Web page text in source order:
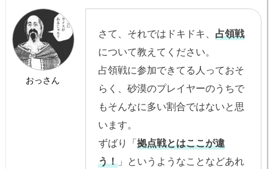
おっさん
さて、それではドキドキ、 占領戦
について教えてください。
占領戦に参加できてる人っておそ
らく、砂漠のプレイヤーのうちで
もそんなに多い割合ではないと思
います。
ずばり「拠点戦とはここが違
う！ 」というようなことなどあれ